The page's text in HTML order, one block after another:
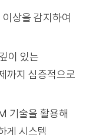
상을 감지하여
깊이 있는
까지 심층적으로
기술을 활용해
게 시스템